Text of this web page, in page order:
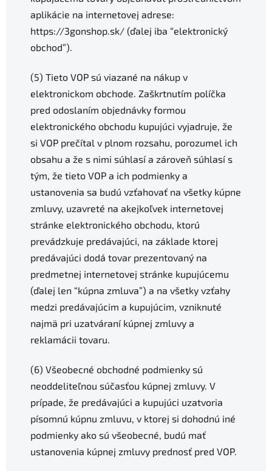
aplikácie na internetovej adrese:
https://3gonshop.sk/ (ďalej iba “elektronický
obchod”).
(5) Tieto VOP sú viazané na nákup v
elektronickom obchode. Zaškrtnutím políčka
pred odoslaním objednávky formou
elektronického obchodu kupujúci vyjadruje, že
si VOP prečítal v plnom rozsahu, porozumel ich
obsahu a že s nimi súhlasí a zároveň súhlasí s
tým, že tieto VOP a ich podmienky a
ustanovenia sa budú vzťahovať na všetky kúpne
zmluvy, uzavreté na akejkoľvek internetovej
stránke elektronického obchodu, ktorú
prevádzkuje predávajúci, na základe ktorej
predávajúci dodá tovar prezentovaný na
predmetnej internetovej stránke kupujúcemu
(ďalej len “kúpna zmluva”) a na všetky vzťahy
medzi predávajúcim a kupujúcim, vzniknuté
najmä pri uzatváraní kúpnej zmluvy a
reklamácii tovaru.
(6) Všeobecné obchodné podmienky sú
neoddeliteľnou súčasťou kúpnej zmluvy. V
prípade, že predávajúci a kupujúci uzatvoria
písomnú kúpnu zmluvu, v ktorej si dohodnú iné
podmienky ako sú všeobecné, budú mať
ustanovenia kúpnej zmluvy prednosť pred VOP.